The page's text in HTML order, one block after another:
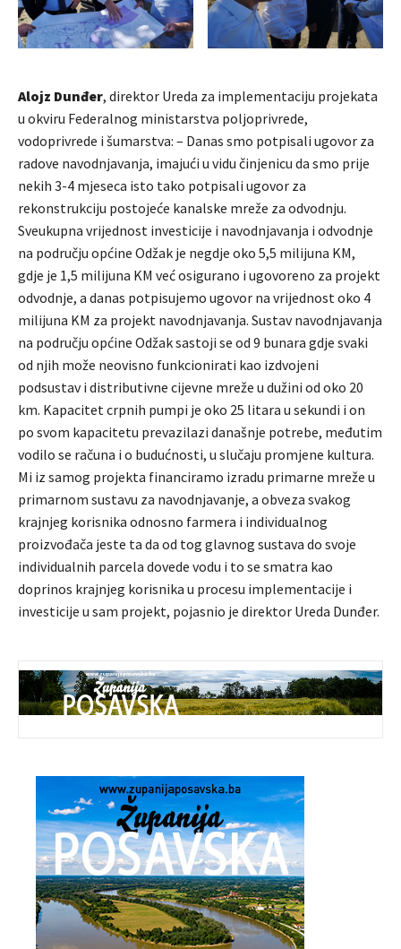
Alojz Dunđer, direktor Ureda za implementaciju projekata
u okviru Federalnog ministarstva poljoprivrede,
vodoprivrede i šumarstva: – Danas smo potpisali ugovor za
radove navodnjavanja, imajući u vidu činjenicu da smo prije
nekih 3-4 mjeseca isto tako potpisali ugovor za
rekonstrukciju postojeće kanalske mreže za odvodnju.
Sveukupna vrijednost investicije i navodnjavanja i odvodnje
na području općine Odžak je negdje oko 5,5 milijuna KM,
gdje je 1,5 milijuna KM već osigurano i ugovoreno za projekt
odvodnje, a danas potpisujemo ugovor na vrijednost oko 4
milijuna KM za projekt navodnjavanja. Sustav navodnjavanja
na području općine Odžak sastoji se od 9 bunara gdje svaki
od njih može neovisno funkcionirati kao izdvojeni
podsustav i distributivne cijevne mreže u dužini od oko 20
km. Kapacitet crpnih pumpi je oko 25 litara u sekundi i on
po svom kapacitetu prevazilazi današnje potrebe, međutim
vodilo se računa i o budućnosti, u slučaju promjene kultura.
Mi iz samog projekta financiramo izradu primarne mreže u
primarnom sustavu za navodnjavanje, a obveza svakog
krajnjeg korisnika odnosno farmera i individualnog
proizvođača jeste ta da od tog glavnog sustava do svoje
individualnih parcela dovede vodu i to se smatra kao
doprinos krajnjeg korisnika u procesu implementacije i
investicije u sam projekt, pojasnio je direktor Ureda Dunđer.